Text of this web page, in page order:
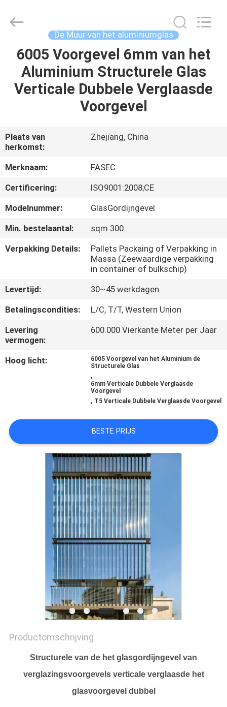
HUIS
PRODUCTEN
ONS
FABRIEKSREIS
KWALITEITSCONTROLE
CONTACTEER
ONS
NIEUWS
GEVALLEN
VERZOEK
OM EEN
SITEMAP
PRIVACY
FASEC
Buildings
Reserved.
De Muur van het aluminiumglas
6005 Voorgevel 6mm van het
Aluminium Structurele Glas
Verticale Dubbele Verglaasde
Voorgevel
Plaats van
herkomst:
Zhejiang, China
Merknaam:
FASEC
Certificering:
ISO9001:2008;CE
Modelnummer:
GlasGordijngevel
Min. bestelaantal:
sqm 300
Verpakking Details:
Pallets Packaing of Verpakking in
Massa (Zeewaardige verpakking
in container of bulkschip)
Levertijd:
30~45 werkdagen
Betalingscondities:
L/C, T/T, Western Union
Levering
vermogen:
600.000 Vierkante Meter per Jaar
Hoog licht:
6005 Voorgevel van het Aluminium de
Structurele Glas
,
6mm Verticale Dubbele Verglaasde
Voorgevel
, T5 Verticale Dubbele Verglaasde Voorgevel
BESTE PRIJS
Productomschrijving
Structurele van de het glasgordijngevel van
verglazingsvoorgevels verticale verglaasde het
glasvoorgevel dubbel